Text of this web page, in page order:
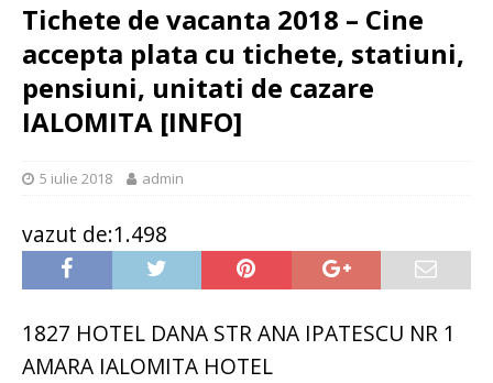
Tichete de vacanta 2018 – Cine
accepta plata cu tichete, statiuni,
pensiuni, unitati de cazare
IALOMITA [INFO]
5 iulie 2018 admin
vazut de:1.498
1827 HOTEL DANA STR ANA IPATESCU NR 1
AMARA IALOMITA HOTEL